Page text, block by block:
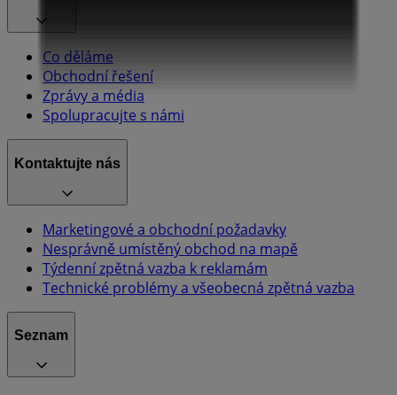
Co děláme
Obchodní řešení
Zprávy a média
Spolupracujte s námi
Kontaktujte nás
Marketingové a obchodní požadavky
Nesprávně umístěný obchod na mapě
Týdenní zpětná vazba k reklamám
Technické problémy a všeobecná zpětná vazba
Seznam